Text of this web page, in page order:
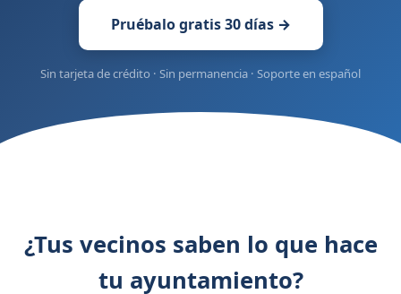
Pruébalo gratis 30 días →
Sin tarjeta de crédito · Sin permanencia · Soporte en español
¿Tus vecinos saben lo que hace
tu ayuntamiento?